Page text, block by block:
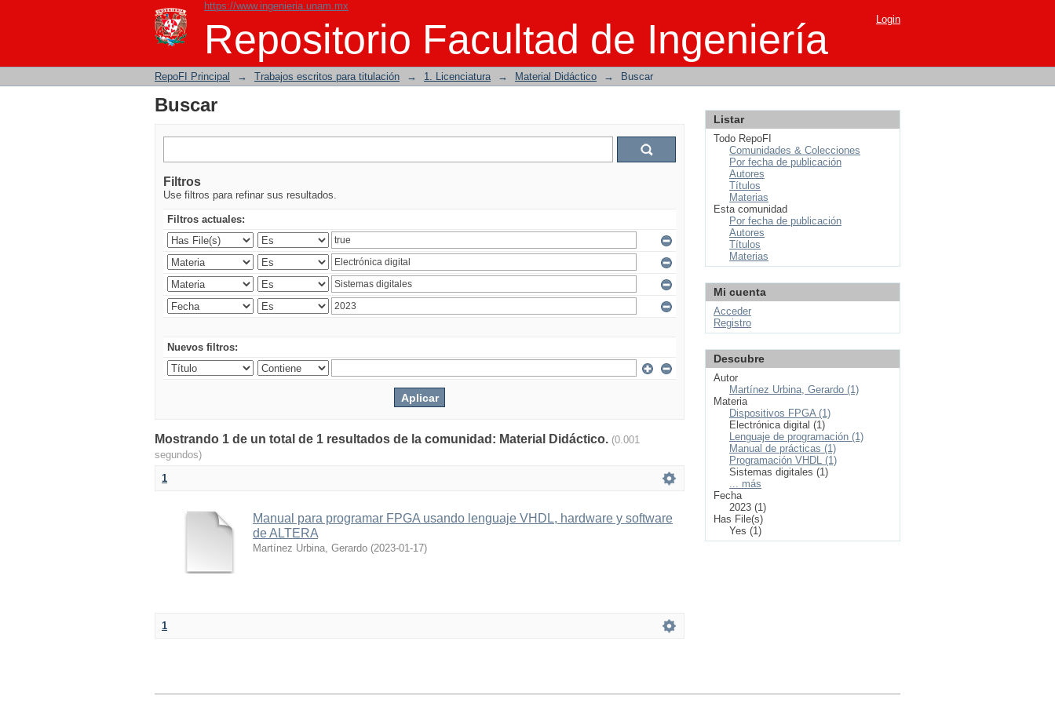
https://www.ingenieria.unam.mx
Repositorio Facultad de Ingeniería
Buscar Login
RepoFI Principal → Trabajos escritos para titulación → 1. Licenciatura → Material Didáctico → Buscar
Buscar
Filtros
Use filtros para refinar sus resultados.
Filtros actuales:
Nuevos filtros:
Mostrando 1 de un total de 1 resultados de la comunidad: Material Didáctico. (0.001
segundos)
1
Manual para programar FPGA usando lenguaje VHDL, hardware y software
de ALTERA
Martínez Urbina, Gerardo (2023-01-17)
1
Listar
Todo RepoFI
Comunidades & Colecciones
Por fecha de publicación
Autores
Títulos
Materias
Esta comunidad
Por fecha de publicación
Autores
Títulos
Materias
Mi cuenta
Acceder
Registro
Descubre
Autor
Martínez Urbina, Gerardo (1)
Materia
Dispositivos FPGA (1)
Electrónica digital (1)
Lenguaje de programación (1)
Manual de prácticas (1)
Programación VHDL (1)
Sistemas digitales (1)
... más
Fecha
2023 (1)
Has File(s)
Yes (1)